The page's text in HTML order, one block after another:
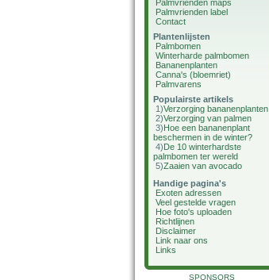
Palmvrienden maps
Palmvrienden label
Contact
Plantenlijsten
Palmbomen
Winterharde palmbomen
Bananenplanten
Canna's (bloemriet)
Palmvarens
Populairste artikels
1)Verzorging bananenplanten
2)Verzorging van palmen
3)Hoe een bananenplant
beschermen in de winter?
4)De 10 winterhardste
palmbomen ter wereld
5)Zaaien van avocado
Handige pagina's
Exoten adressen
Veel gestelde vragen
Hoe foto's uploaden
Richtlijnen
Disclaimer
Link naar ons
Links
SPONSORS